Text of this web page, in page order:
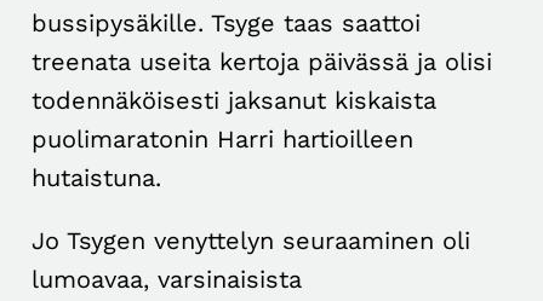
bussipysäkille. Tsyge taas saattoi
treenata useita kertoja päivässä ja olisi
todennäköisesti jaksanut kiskaista
puolimaratonin Harri hartioilleen
hutaistuna.
Jo Tsygen venyttelyn seuraaminen oli
lumoavaa, varsinaisista